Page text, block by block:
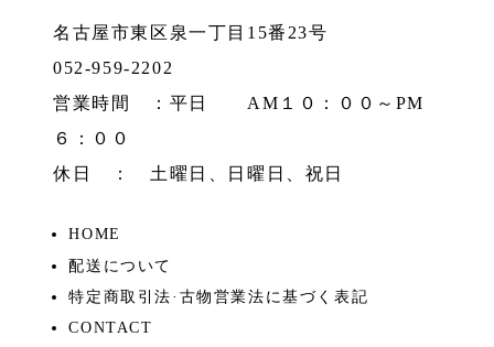
名古屋市東区泉一丁目15番23号
052-959-2202
営業時間 ：平日 AM１０：００～PM
６：００
休日 ： 土曜日、日曜日、祝日
HOME
配送について
特定商取引法·古物営業法に基づく表記
CONTACT